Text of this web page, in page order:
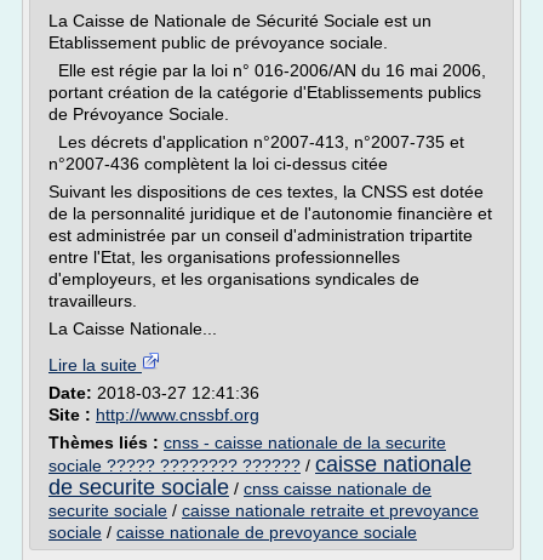
La Caisse de Nationale de Sécurité Sociale est un
Etablissement public de prévoyance sociale.
Elle est régie par la loi n° 016-2006/AN du 16 mai 2006,
portant création de la catégorie d'Etablissements publics
de Prévoyance Sociale.
Les décrets d'application n°2007-413, n°2007-735 et
n°2007-436 complètent la loi ci-dessus citée
Suivant les dispositions de ces textes, la CNSS est dotée
de la personnalité juridique et de l'autonomie financière et
est administrée par un conseil d'administration tripartite
entre l'Etat, les organisations professionnelles
d'employeurs, et les organisations syndicales de
travailleurs.
La Caisse Nationale...
Lire la suite
Date: 2018-03-27 12:41:36
Site : http://www.cnssbf.org
Thèmes liés : cnss - caisse nationale de la securite
sociale ????? ???????? ?????? / caisse nationale
de securite sociale / cnss caisse nationale de
securite sociale / caisse nationale retraite et prevoyance
sociale / caisse nationale de prevoyance sociale